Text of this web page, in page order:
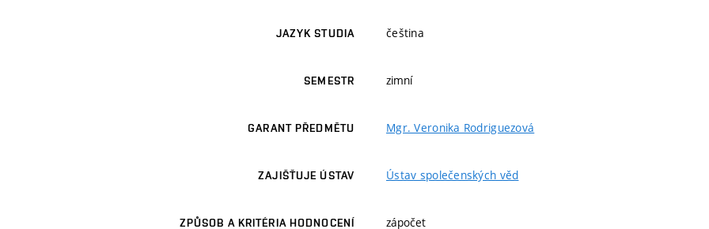
JAZYK STUDIA čeština
SEMESTR zimní
GARANT PŘEDMĚTU Mgr. Veronika Rodriguezová
ZAJIŠŤUJE ÚSTAV Ústav společenských věd
ZPŮSOB A KRITÉRIA HODNOCENÍ zápočet